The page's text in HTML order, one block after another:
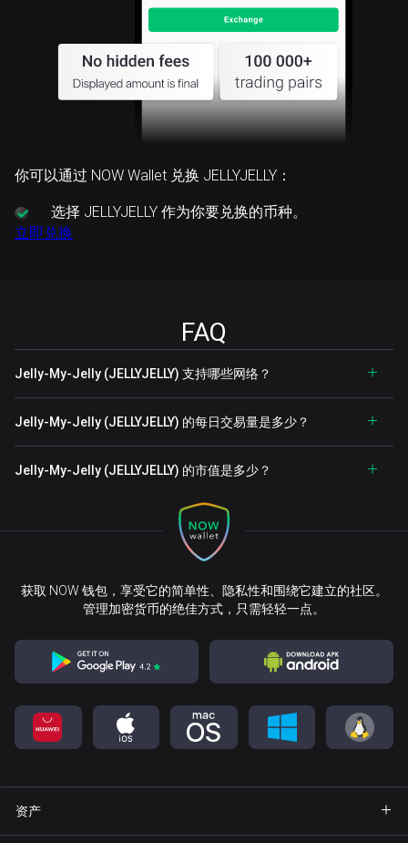
你可以通过 NOW Wallet 兑换 JELLYJELLY：
选择 JELLYJELLY 作为你要兑换的币种。
立即兑换
FAQ
Jelly-My-Jelly (JELLYJELLY) 支持哪些网络？
Jelly-My-Jelly (JELLYJELLY) 的每日交易量是多少？
Jelly-My-Jelly (JELLYJELLY) 的市值是多少？
获取 NOW 钱包，享受它的简单性、隐私性和围绕它建立的社区。
管理加密货币的绝佳方式，只需轻轻一点。
资产